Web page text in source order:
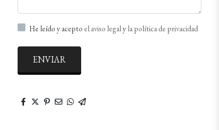
He leído y aceptoel aviso legalyla política de privacidad
ENVIAR